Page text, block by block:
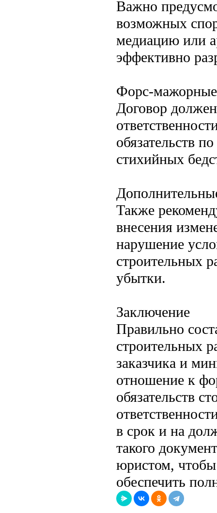
Важно
возможных
медиацию или
эффективно
Форс-мажорные
Договор
обязательств
стихийных
Также
внесения
нарушение
строительных
убытки.
Заключение
Правильно
строительных
заказчика и
отношение к
обязательств
в срок и на
такого
юристом,
обеспечить